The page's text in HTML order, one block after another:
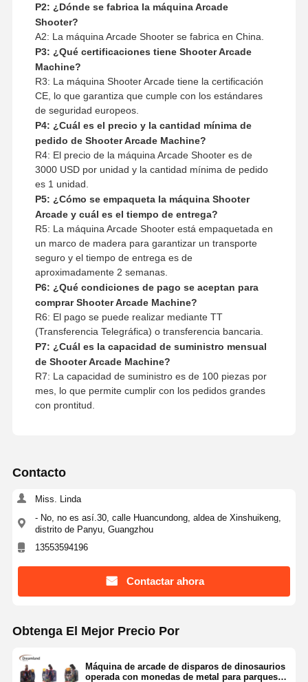
P2: ¿Dónde se fabrica la máquina Arcade
Shooter?
A2: La máquina Arcade Shooter se fabrica en China.
P3: ¿Qué certificaciones tiene Shooter Arcade
Machine?
R3: La máquina Shooter Arcade tiene la certificación
CE, lo que garantiza que cumple con los estándares
de seguridad europeos.
P4: ¿Cuál es el precio y la cantidad mínima de
pedido de Shooter Arcade Machine?
R4: El precio de la máquina Arcade Shooter es de
3000 USD por unidad y la cantidad mínima de pedido
es 1 unidad.
P5: ¿Cómo se empaqueta la máquina Shooter
Arcade y cuál es el tiempo de entrega?
R5: La máquina Arcade Shooter está empaquetada en
un marco de madera para garantizar un transporte
seguro y el tiempo de entrega es de
aproximadamente 2 semanas.
P6: ¿Qué condiciones de pago se aceptan para
comprar Shooter Arcade Machine?
R6: El pago se puede realizar mediante TT
(Transferencia Telegráfica) o transferencia bancaria.
P7: ¿Cuál es la capacidad de suministro mensual
de Shooter Arcade Machine?
R7: La capacidad de suministro es de 100 piezas por
mes, lo que permite cumplir con los pedidos grandes
con prontitud.
Contacto
Miss. Linda
- No, no es así.30, calle Huancundong, aldea de Xinshuikeng,
distrito de Panyu, Guangzhou
13553594196
Contactar ahora
Obtenga El Mejor Precio Por
Máquina de arcade de disparos de dinosaurios
operada con monedas de metal para parques